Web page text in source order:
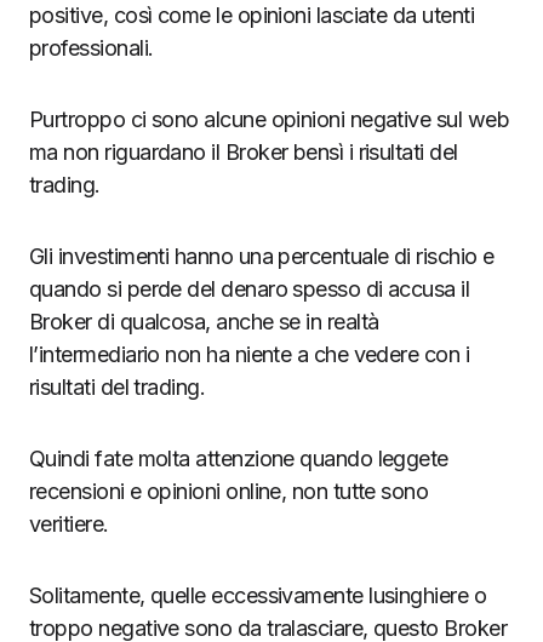
positive, così come le opinioni lasciate da utenti
professionali.
Purtroppo ci sono alcune opinioni negative sul web
ma non riguardano il Broker bensì i risultati del
trading.
Gli investimenti hanno una percentuale di rischio e
quando si perde del denaro spesso di accusa il
Broker di qualcosa, anche se in realtà
l’intermediario non ha niente a che vedere con i
risultati del trading.
Quindi fate molta attenzione quando leggete
recensioni e opinioni online, non tutte sono
veritiere.
Solitamente, quelle eccessivamente lusinghiere o
troppo negative sono da tralasciare, questo Broker